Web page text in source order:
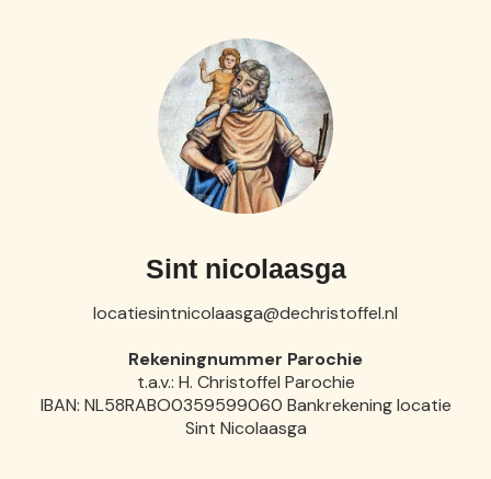
Sint nicolaasga
locatiesintnicolaasga@dechristoffel.nl
Rekeningnummer Parochie
t.a.v.: H. Christoffel Parochie
IBAN: NL58RABO0359599060 Bankrekening locatie
Sint Nicolaasga